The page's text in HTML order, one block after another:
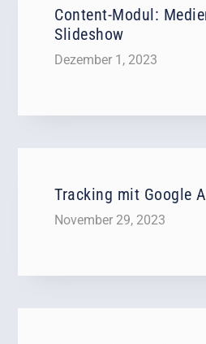
Content-Modul:
Slideshow
Dezember 1, 2023
Tracking mit Google
November 29, 2023